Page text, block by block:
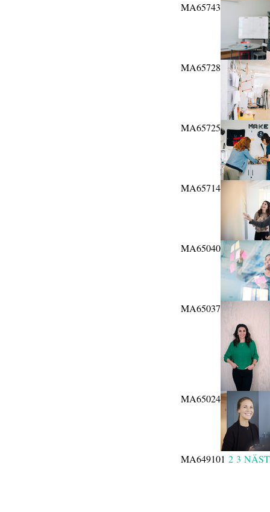
MA65743
MA65728
MA65725
MA65714
MA65040
MA65037
MA65024
MA649101 2 3